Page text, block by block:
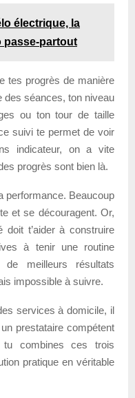
électrique, la
passe-partout
tes progrès de manière
des séances, ton niveau
ou ton tour de taille
suivi te permet de voir
indicateur, on a vite
progrès sont bien là.
performance. Beaucoup
et se découragent. Or,
t’aider à construire
à tenir une routine
de meilleurs résultats
impossible à suivre.
services à domicile, il
prestataire compétent
combines ces trois
pratique en véritable